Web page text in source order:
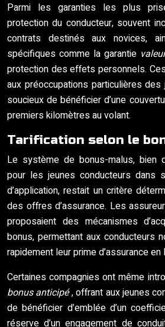
Parmi les garanties les plus
protection du conducteur, souvent
contrats destinés aux novices,
spécifiques comme la garantie
protection des effets personnels.
aux préoccupations particulières
soucieux de bénéficier d’une
premiers kilomètres au volant.
Tarification selon le
Le système de bonus-malus, bien
pour les jeunes conducteurs dans
d’application, restait un critère
des offres d’assurance. Les
proposaient des mécanismes
bonus, permettant aux conducteurs
rapidement leur prime d’assurance en
Certaines compagnies ont même
bonus anticipé, offrant aux jeunes
de bénéficier d’emblée d’un
réserve d’un engagement de